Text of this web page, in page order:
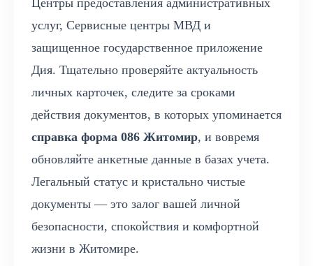
Центры предоставления административных
услуг, Сервисные центры МВД и
защищенное государственное приложение
Дия. Тщательно проверяйте актуальность
личных карточек, следите за сроками
действия документов, в которых упоминается
справка форма 086 Житомир, и вовремя
обновляйте анкетные данные в базах учета.
Легальный статус и кристально чистые
документы — это залог вашей личной
безопасности, спокойствия и комфортной
жизни в Житомире.